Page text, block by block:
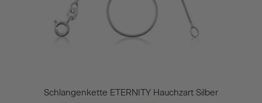
Schlangenkette ETERNITY Hauchzart Silber